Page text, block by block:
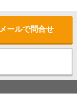
メールで問合せ